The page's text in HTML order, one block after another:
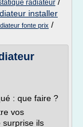
radiateur
installer
fonte prix /
: que faire ?
vos
surprise ils